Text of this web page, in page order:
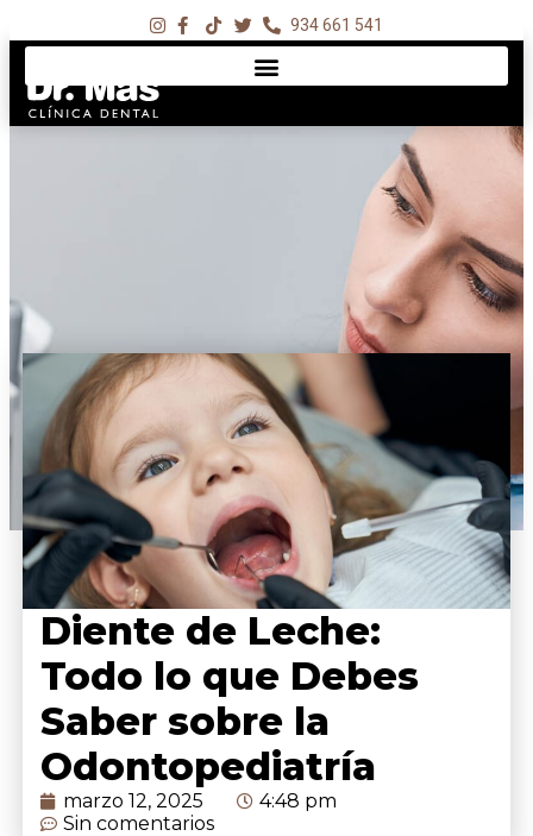
934 661 541
Diente de Leche:
Todo lo que Debes
Saber sobre la
Odontopediatría
marzo 12, 2025
4:48 pm
Sin comentarios